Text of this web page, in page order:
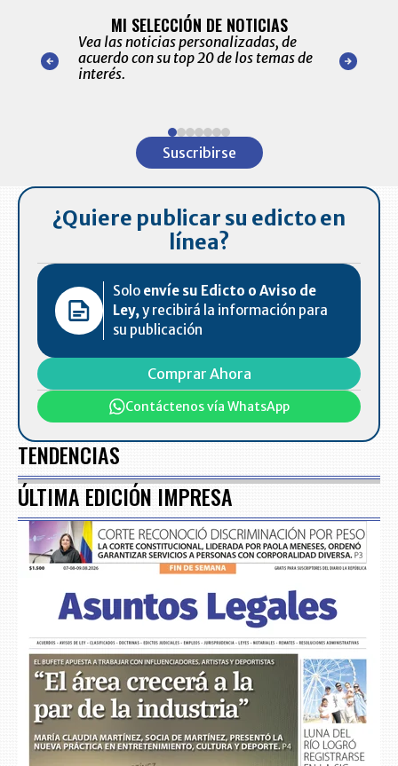
nuestro
para
MI SELECCIÓN DE NOTICIAS
Vea las noticias personalizadas, de
acuerdo con su top 20 de los temas de
interés.
de las
Suscribirse
¿Quiere publicar su edicto en
línea?
Solo envíe su Edicto o Aviso de
Ley,y recibirá la información para
su publicación
Comprar Ahora
Contáctenos vía WhatsApp
TENDENCIAS
ÚLTIMA EDICIÓN IMPRESA